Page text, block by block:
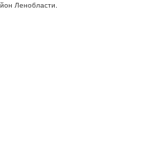
Ленобласти.